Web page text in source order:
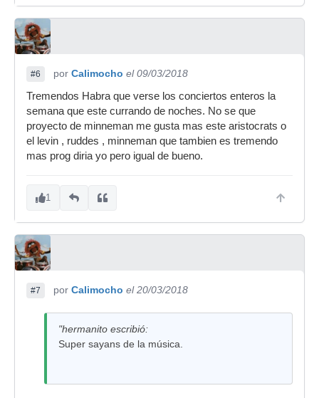
#6 por Calimocho el 09/03/2018
Tremendos Habra que verse los conciertos enteros la
semana que este currando de noches. No se que
proyecto de minneman me gusta mas este aristocrats o
el levin , ruddes , minneman que tambien es tremendo
mas prog diria yo pero igual de bueno.
1
#7 por Calimocho el 20/03/2018
"hermanito escribió:
Super sayans de la música.